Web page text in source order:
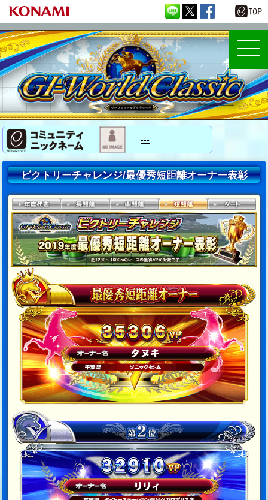
---
ビクトリーチャレンジ/最優秀短距離オーナー表彰